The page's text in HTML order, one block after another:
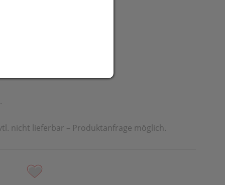
nicht lieferbar – Produktanfrage möglich.